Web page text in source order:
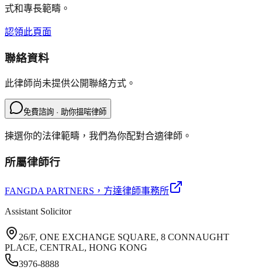
式和專長範疇。
認領此頁面
聯絡資料
此律師尚未提供公開聯絡方式。
免費諮詢 · 助你搵啱律師
揀選你的法律範疇，我們為你配對合適律師。
所屬律師行
FANGDA PARTNERS ，方達律師事務所
Assistant Solicitor
26/F, ONE EXCHANGE SQUARE, 8 CONNAUGHT
PLACE, CENTRAL, HONG KONG
3976-8888